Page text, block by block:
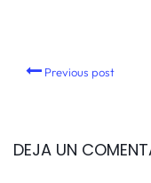
Previous post
DEJA UN